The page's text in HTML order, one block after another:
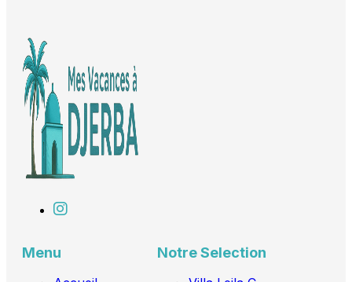
Menu Notre Selection